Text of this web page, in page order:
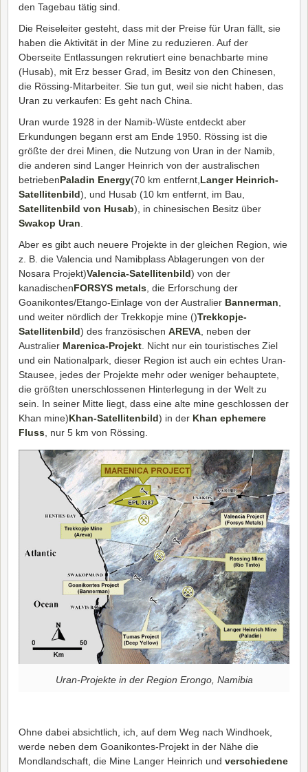
den Tagebau tätig sind.
Die Reiseleiter gesteht, dass mit der Preise für Uran fällt, sie
haben die Aktivität in der Mine zu reduzieren. Auf der
Oberseite Entlassungen rekrutiert eine benachbarte mine
(Husab), mit Erz besser Grad, im Besitz von den Chinesen,
die Rössing-Mitarbeiter. Sie tun gut, weil sie nicht haben, das
Uran zu verkaufen: Es geht nach China.
Uran wurde 1928 in der Namib-Wüste entdeckt aber
Erkundungen begann erst am Ende 1950. Rössing ist die
größte der drei Minen, die Nutzung von Uran in der Namib,
die anderen sind Langer Heinrich von der australischen
betriebenPaladin Energy(70 km entfernt, Langer Heinrich-
Satellitenbild), und Husab (10 km entfernt, im Bau,
Satellitenbild von Husab), in chinesischen Besitz über
Swakop Uran
Aber es gibt auch neuere Projekte in der gleichen Region, wie
z. B. die Valencia und Namibplass Ablagerungen von der
Nosara Projekt)Valencia-Satellitenbild) von der
kanadischenFORSYS metals , die Erforschung der
Goanikontes/Etango-Einlage von der Australier Bannerman
und weiter nördlich der Trekkopje mine ()Trekkopje-
Satellitenbild) des französischen AREVA , neben der
Australier Marenica-Projekt . Nicht nur ein touristisches Ziel
und ein Nationalpark, dieser Region ist auch ein echtes Uran-
Stausee, jedes der Projekte mehr oder weniger behauptete,
die größten unerschlossenen Hinterlegung in der Welt zu
sein. In seiner Mitte liegt, dass eine alte mine geschlossen der
Khan mine)Khan-Satellitenbild) in der Khan ephemere
Fluss , nur 5 km von Rössing.
Uran-Projekte in der Region Erongo, Namibia
Ohne dabei absichtlich, ich, auf dem Weg nach Windhoek,
werde neben dem Goanikontes-Projekt in der Nähe die
Mondlandschaft, die Mine Langer Heinrich und verschiedene